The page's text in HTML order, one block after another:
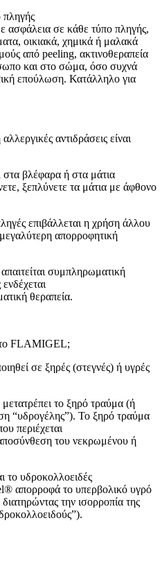
ασφάλεια σε κάθε τύπο πληγής,
οικιακά, χημικά ή μαλακά
από peeling, ακτινοθεραπεία
και στο σώμα, όσο συχνά
επούλωση. Κατάλληλο για
αντιδράσεις είναι
βλέφαρα ή στα μάτια
ξεπλύνετε τα μάτια με άφθονο
επιβάλλεται η χρήση άλλου
απορροφητική
συμπληρωματική
θεραπεία.
το FLAMIGEL;
σε ξηρές (στεγνές) ή υγρές
το ξηρό τραύμα (ή
“υδρογέλης”). Το ξηρό τραύμα
περιέχεται
του νεκρωμένου ή
υδροκολλοειδές
απορροφά το υπερβολικό υγρό
την ισορροπία της